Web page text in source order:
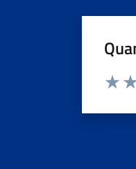
Valuta